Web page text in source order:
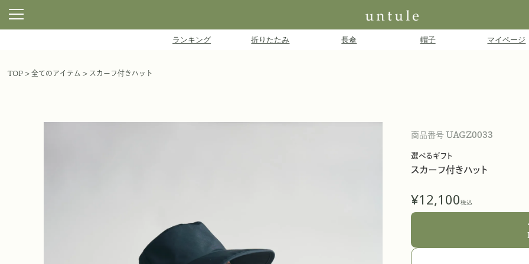
ランキング 折りたたみ 長傘 帽子 マイページ
TOP 全てのアイテム スカーフ付きハット
商品番号 UAGZ0033
選べるギフト
スカーフ付きハット
¥12,100 税込